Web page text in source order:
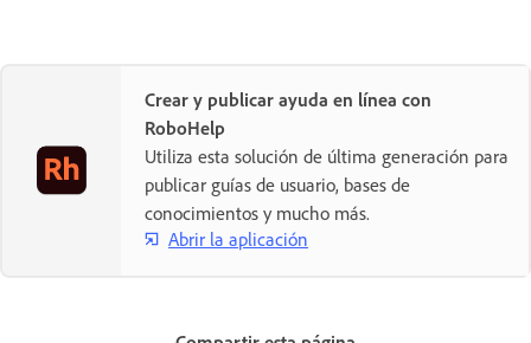
Crear y publicar ayuda en línea con
RoboHelp
Utiliza esta solución de última generación para
publicar guías de usuario, bases de
conocimientos y mucho más.
Abrir la aplicación